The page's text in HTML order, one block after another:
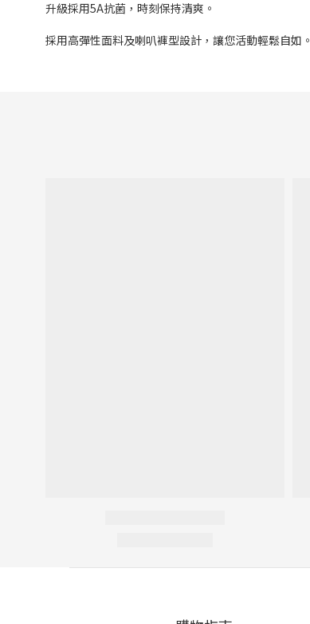
升級採用5A抗菌，時刻保持清爽。
採用高彈性面料及喇叭褲型設計，讓您活動輕鬆自如。